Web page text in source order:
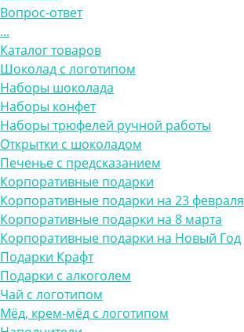
Вопрос-ответ
...
Каталог товаров
Шоколад с логотипом
Наборы шоколада
Наборы конфет
Наборы трюфелей ручной работы
Открытки с шоколадом
Печенье с предсказанием
Корпоративные подарки
Корпоративные подарки на 23 февраля
Корпоративные подарки на 8 марта
Корпоративные подарки на Новый Год
Подарки Крафт
Подарки с алкоголем
Чай с логотипом
Мёд, крем-мёд с логотипом